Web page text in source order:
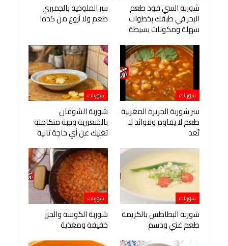
شوربة السي فود طعم
البحر في طبقك بخطوات
سهلة ومكونات بسيطة
سر الملوخية بالجمبري
طعم ولا أروع من كده!
شوربات
سر شوربة الحريرة المغربية
طعم لا يقاوم وفوائد لا
تُعد
شوربات
شوربة الشوفان
بالشعيرية وجبة متكاملة
تغنيك عن أي حاجة تانية
شوربات
شوربة البطاطس بالكريمة
طعم غني ودسم
شوربات
شوربة الكوسة والجزر
خفيفة ومغذية